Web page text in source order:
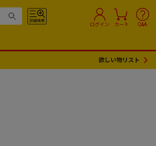
ログイン カート Q&A
欲しい物リスト